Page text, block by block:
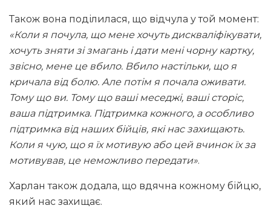
Також вона поділилася, що відчула у той момент:
«Коли я почула, що мене хочуть дискваліфікувати,
хочуть зняти зі змагань і дати мені чорну картку,
звісно, мене це вбило. Вбило настільки, що я
кричала від болю. Але потім я почала оживати.
Тому що ви. Тому що ваші меседжі, ваші сторіс,
ваша підтримка. Підтримка кожного, а особливо
підтримка від наших бійців, які нас захищають.
Коли я чую, що я їх мотивую або цей вчинок їх за
мотивував, це неможливо передати».
Харлан також додала, що вдячна кожному бійцю,
який нас захищає.